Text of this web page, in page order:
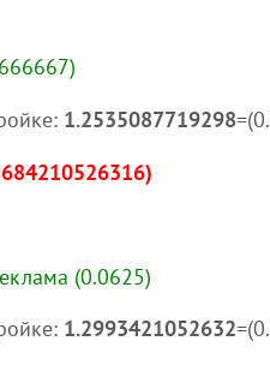
1.2535087719298
(0.0625)
1.2993421052632